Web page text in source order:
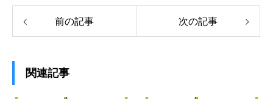
前の記事 次の記事
関連記事